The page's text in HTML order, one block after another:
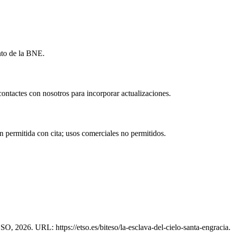
de la BNE.
con nosotros para incorporar actualizaciones.
con cita; usos comerciales no permitidos.
2026. URL: https://etso.es/biteso/la-esclava-del-cielo-santa-engracia.